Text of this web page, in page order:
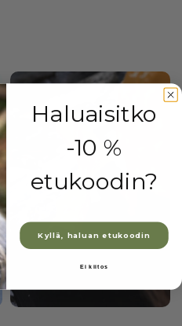
Haluaisitko
-10 %
etukoodin?
Kyllä, haluan etukoodin
Ei kiitos